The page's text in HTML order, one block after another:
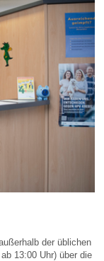
der üblichen
13:00 Uhr) über die